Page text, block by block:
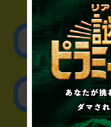
▼企
リアル脱
取